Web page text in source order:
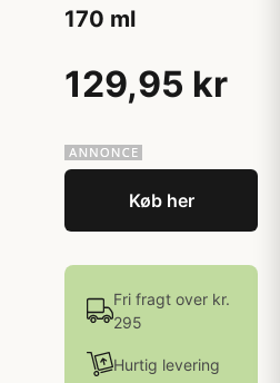
170 ml
129,95 kr
Køb her
Fri fragt over kr.
295
Hurtig levering